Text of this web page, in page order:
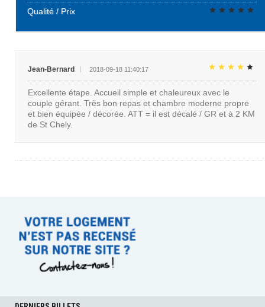
Qualité / Prix
Jean-Bernard 2018-09-18 11:40:17
Excellente étape. Accueil simple et chaleureux avec le
couple gérant. Très bon repas et chambre moderne propre
et bien équipée / décorée. ATT = il est décalé / GR et à 2 KM
de St Chely.